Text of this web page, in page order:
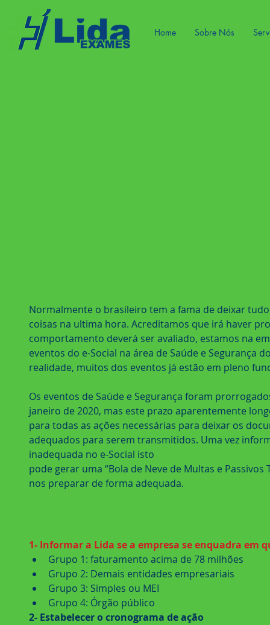
Home Sobre Nós
Normalmente o brasileiro tem a fama de deixar
coisas na ultima hora. Acreditamos que irá haver
comportamento deverá ser avaliado, estamos na
eventos do e-Social na área de Saúde e Segurança
realidade, muitos dos eventos já estão em pleno
Os eventos de Saúde e Segurança foram
janeiro de 2020, mas este prazo aparentemente
para todas as ações necessárias para deixar os
adequados para serem transmitidos. Uma vez
inadequada no e-Social isto
pode gerar uma “Bola de Neve de Multas e
nos preparar de forma adequada.
1- Informar a Lida se a empresa se enquadra em
Grupo 1: faturamento acima de 78 milhões
Grupo 2: Demais entidades empresariais
Grupo 3: Simples ou MEI
Grupo 4: Órgão público
2- Estabelecer o cronograma de ação